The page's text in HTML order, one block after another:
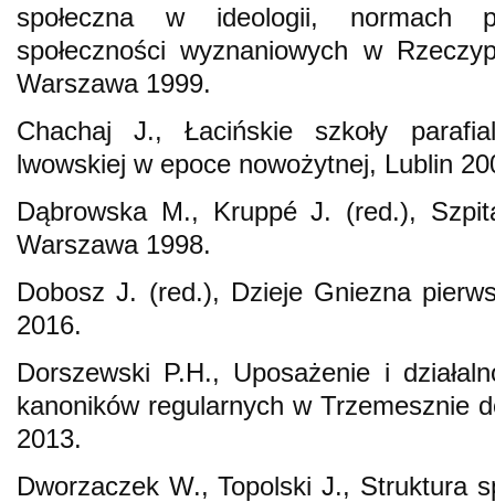
społeczna w ideologii, normach
społeczności wyznaniowych w
Warszawa 1999.
Chachaj J., Łacińskie szkoły
lwowskiej w epoce nowożytnej, Lublin
Dąbrowska M., Kruppé J. (red.),
Warszawa 1998.
Dobosz J. (red.), Dzieje Gniezna
2016.
Dorszewski P.H., Uposażenie i
kanoników regularnych w Trzemesznie
2013.
Dworzaczek W., Topolski J., Struktura